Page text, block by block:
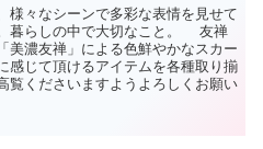
々なシーンで多彩な表情を見せて
暮らしの中で大切なこと。 友禅
美濃友禅」による色鮮やかなスカー
感じて頂けるアイテムを各種取り揃
覧くださいますようよろしくお願い